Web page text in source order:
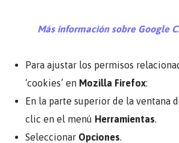
Más información sobre Google
Para ajustar los permisos
‘cookies’ en Mozilla Firefox:
En la parte superior de la ventana
clic en el menú Herramientas.
Seleccionar Opciones.